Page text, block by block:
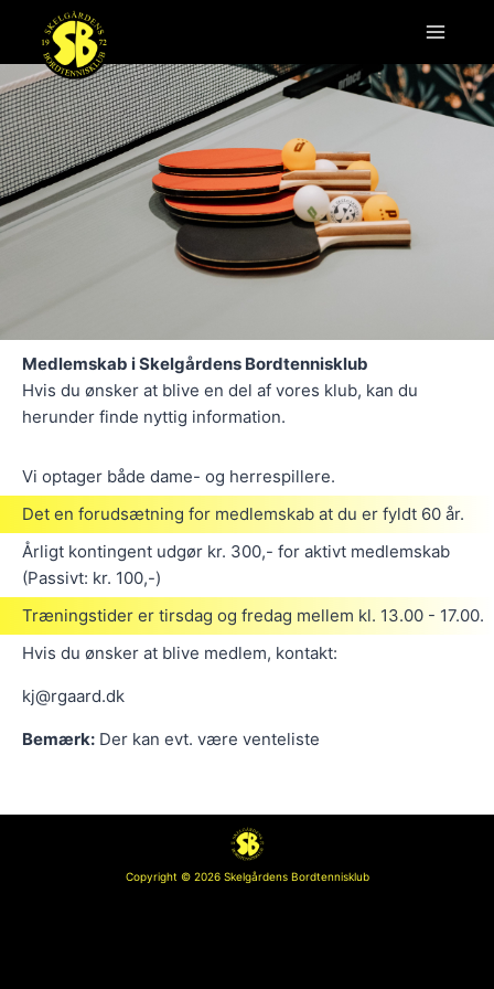
content
Medlemskab i Skelgårdens Bordtennisklub
Hvis du ønsker at blive en del af vores klub, kan du
herunder finde nyttig information.
Vi optager både dame- og herrespillere.
Det en forudsætning for medlemskab at du er fyldt 60 år.
Årligt kontingent udgør kr. 300,- for aktivt medlemskab
(Passivt: kr. 100,-)
Træningstider er tirsdag og fredag mellem kl. 13.00 - 17.00.
Hvis du ønsker at blive medlem, kontakt:
kj@rgaard.dk
Bemærk: Der kan evt. være venteliste
Copyright © 2026 Skelgårdens Bordtennisklub